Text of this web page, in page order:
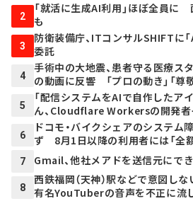
2
「就活に生成AI利用」ほぼ全員に
も
3
防衛装備庁、ITコンサルSHIFTに
委託
4
手術中の大地震、患者守る医療
の動画に反響 「プロの動き」「尊敬
5
「配信システムをAIで自作したア
ん、Cloudflare Workersの開発者
6
ドコモ・バイクシェアのシステム
ず 8月1日以降の利用者には「全
7 Gmail、他社メアドを送信元にで
8
西鉄福岡（天神）駅などで意図し
有名YouTuberの音声を不正に流